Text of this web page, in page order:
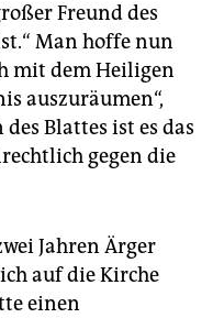
Freund des
Man hoffe nun
mit dem Heiligen
auszuräumen“,
Blattes ist es das
gegen die
Jahren Ärger
auf die Kirche
einen